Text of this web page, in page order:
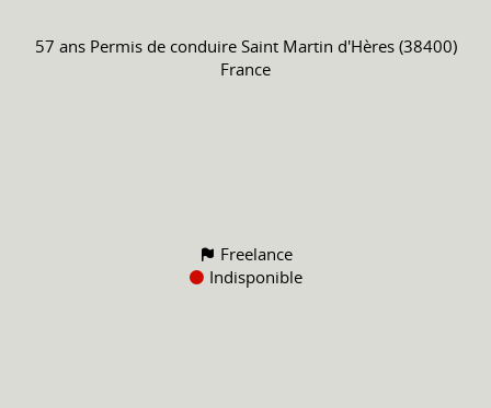
57 ans Permis de conduire Saint Martin d'Hères (38400)
France
Freelance
Indisponible